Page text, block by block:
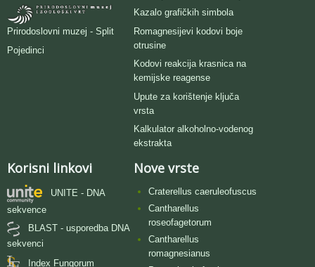
Prirodoslovni muzej - Split
Pojedinci
Kazalo grafičkih simbola
Romagnesijevi kodovi boje
otrusine
Kodovi reakcija krasnica na
kemijske reagense
Upute za korištenje ključa
vrsta
Kalkulator alkoholno-vodenog
ekstrakta
Korisni linkovi
UNITE - DNA
sekvence
BLAST - usporedba DNA
sekvenci
Index Fungorum
Nove vrste
Craterellus caeruleofuscus
Cantharellus
roseofagetorum
Cantharellus
romagnesianus